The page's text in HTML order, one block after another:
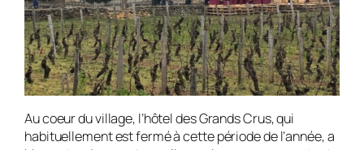
Au coeur du village, l’hôtel des Grands Crus, qui
habituellement est fermé à cette période de l’année, a